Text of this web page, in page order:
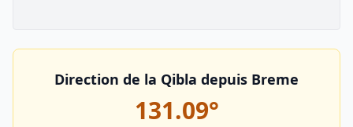
Direction de la Qibla depuis Breme
131.09°